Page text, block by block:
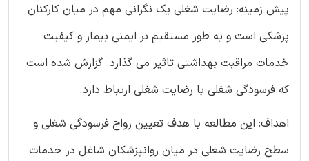
پیش زمینه: رضایت شغلی یک نگرانی مهم در میان کارکنان
پزشکی است و به طور مستقیم بر ایمنی بیمار و کیفیت
خدمات مراقبت بهداشتی تاثیر می گذارد. گزارش شده است
که فرسودگی شغلی با رضایت شغلی ارتباط دارد.
اهداف: این مطالعه با هدف تعیین رواج فرسودگی شغلی و
سطح رضایت شغلی در میان روانپزشکان شاغل در خدمات